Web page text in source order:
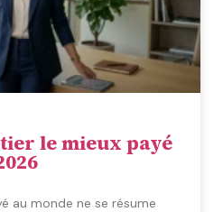
le mieux payé
au monde ne se résume